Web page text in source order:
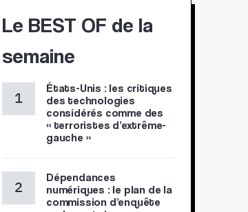
Le BEST OF de la
semaine
États-Unis : les critiques
des technologies
considérés comme des
« terroristes d’extrême-
gauche »
Dépendances
numériques : le plan de la
commission d’enquête